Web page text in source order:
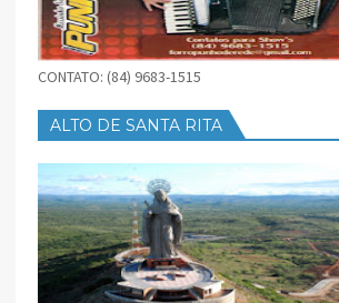
CONTATO: (84) 9683-1515
ALTO DE SANTA RITA